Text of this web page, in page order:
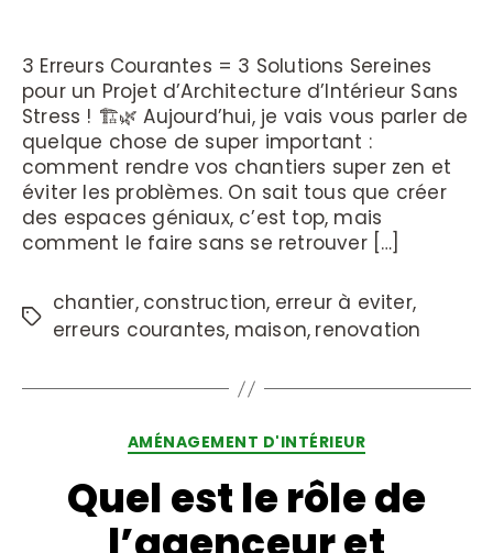
3 Erreurs Courantes = 3 Solutions Sereines
pour un Projet d’Architecture d’Intérieur Sans
Stress ! 🏗️🌿 Aujourd’hui, je vais vous parler de
quelque chose de super important :
comment rendre vos chantiers super zen et
éviter les problèmes. On sait tous que créer
des espaces géniaux, c’est top, mais
comment le faire sans se retrouver […]
chantier, construction, erreur à eviter,
erreurs courantes, maison, renovation
AMÉNAGEMENT D'INTÉRIEUR
Quel est le rôle de